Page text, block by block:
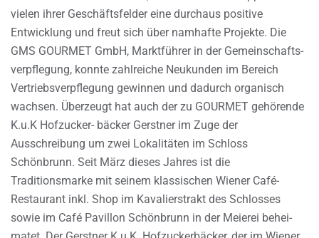
vielen ihrer Geschäftsfelder eine durchaus positive
Entwicklung und freut sich über namhafte Projekte. Die
GMS GOURMET GmbH, Marktführer in der Gemeinschafts-
verpflegung, konnte zahlreiche Neukunden im Bereich
Vertriebsverpflegung gewinnen und dadurch organisch
wachsen. Überzeugt hat auch der zu GOURMET gehörende
K.u.K Hofzucker- bäcker Gerstner im Zuge der
Ausschreibung um zwei Lokalitäten im Schloss
Schönbrunn. Seit März dieses Jahres ist die
Traditionsmarke mit seinem klassischen Wiener Café-
Restaurant inkl. Shop im Kavalierstrakt des Schlosses
sowie im Café Pavillon Schönbrunn in der Meierei behei-